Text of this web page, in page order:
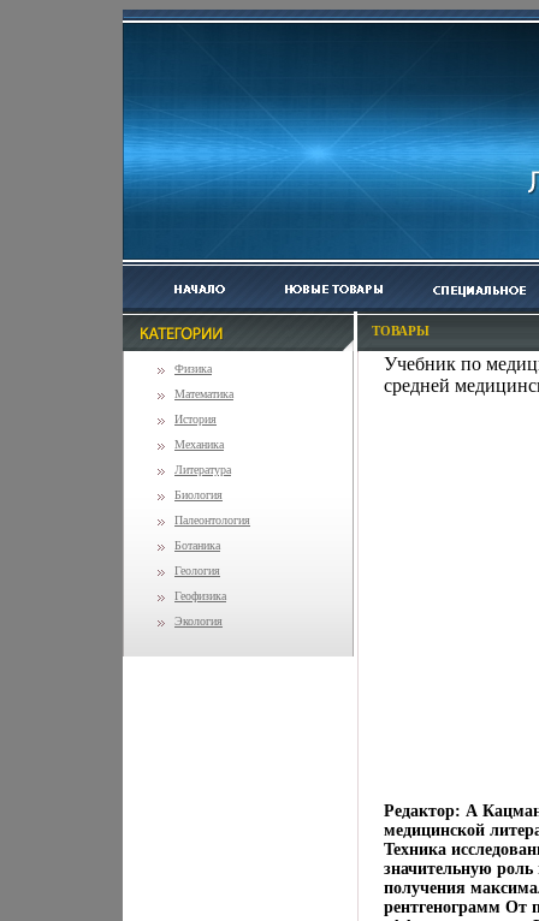
Физика
Математика
История
Механика
Литература
Биология
Палеонтология
Ботаника
Геология
Геофизика
Экология
ТОВАРЫ
Учебник по
средней
Редактор: А Кацман
медицинской
Техника
значительную
получения
рентгенограмм От